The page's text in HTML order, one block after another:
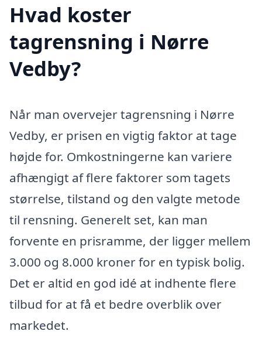
Hvad koster
tagrensning i Nørre
Vedby?
Når man overvejer tagrensning i Nørre
Vedby, er prisen en vigtig faktor at tage
højde for. Omkostningerne kan variere
afhængigt af flere faktorer som tagets
størrelse, tilstand og den valgte metode
til rensning. Generelt set, kan man
forvente en prisramme, der ligger mellem
3.000 og 8.000 kroner for en typisk bolig.
Det er altid en god idé at indhente flere
tilbud for at få et bedre overblik over
markedet.